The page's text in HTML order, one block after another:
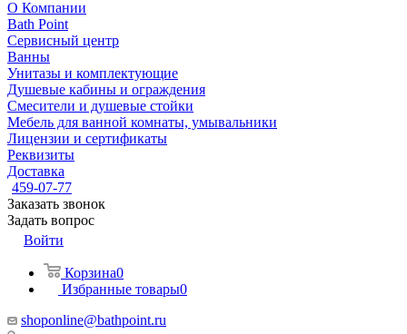
О Компании
Bath Point
Сервисный центр
Ванны
Унитазы и комплектующие
Душевые кабины и ограждения
Смесители и душевые стойки
Мебель для ванной комнаты, умывальники
Лицензии и сертификаты
Реквизиты
Доставка
459-07-77
Заказать звонок
Задать вопрос
Войти
Корзина0
Избранные товары0
shoponline@bathpoint.ru